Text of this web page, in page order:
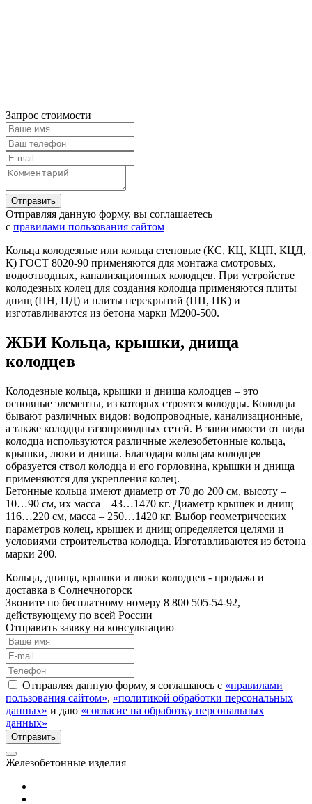
Запрос стоимости
Отправляя данную форму, вы соглашаетесь
с правилами пользования сайтом
Кольца колодезные или кольца стеновые (КС, КЦ, КЦП, КЦД,
К) ГОСТ 8020-90 применяются для монтажа смотровых,
водоотводных, канализационных колодцев. При устройстве
колодезных колец для создания колодца применяются плиты
днищ (ПН, ПД) и плиты перекрытий (ПП, ПК) и
изготавливаются из бетона марки М200-500.
ЖБИ Кольца, крышки, днища
колодцев
Колодезные кольца, крышки и днища колодцев – это
основные элементы, из которых строятся колодцы. Колодцы
бывают различных видов: водопроводные, канализационные,
а также колодцы газопроводных сетей. В зависимости от вида
колодца используются различные железобетонные кольца,
крышки, люки и днища. Благодаря кольцам колодцев
образуется ствол колодца и его горловина, крышки и днища
применяются для укрепления колец.
Бетонные кольца имеют диаметр от 70 до 200 см, высоту –
10…90 см, их масса – 43…1470 кг. Диаметр крышек и днищ –
116…220 см, масса – 250…1420 кг. Выбор геометрических
параметров колец, крышек и днищ определяется целями и
условиями строительства колодца. Изготавливаются из бетона
марки 200.
Кольца, днища, крышки и люки колодцев - продажа и
доставка в Солнечногорск
Звоните по бесплатному номеру 8 800 505-54-92,
действующему по всей России
Отправить заявку на консультацию
Отправляя данную форму, я соглашаюсь с «правилами
пользования сайтом», «политикой обработки персональных
данных» и даю «согласие на обработку персональных
данных»
Железобетонные изделия